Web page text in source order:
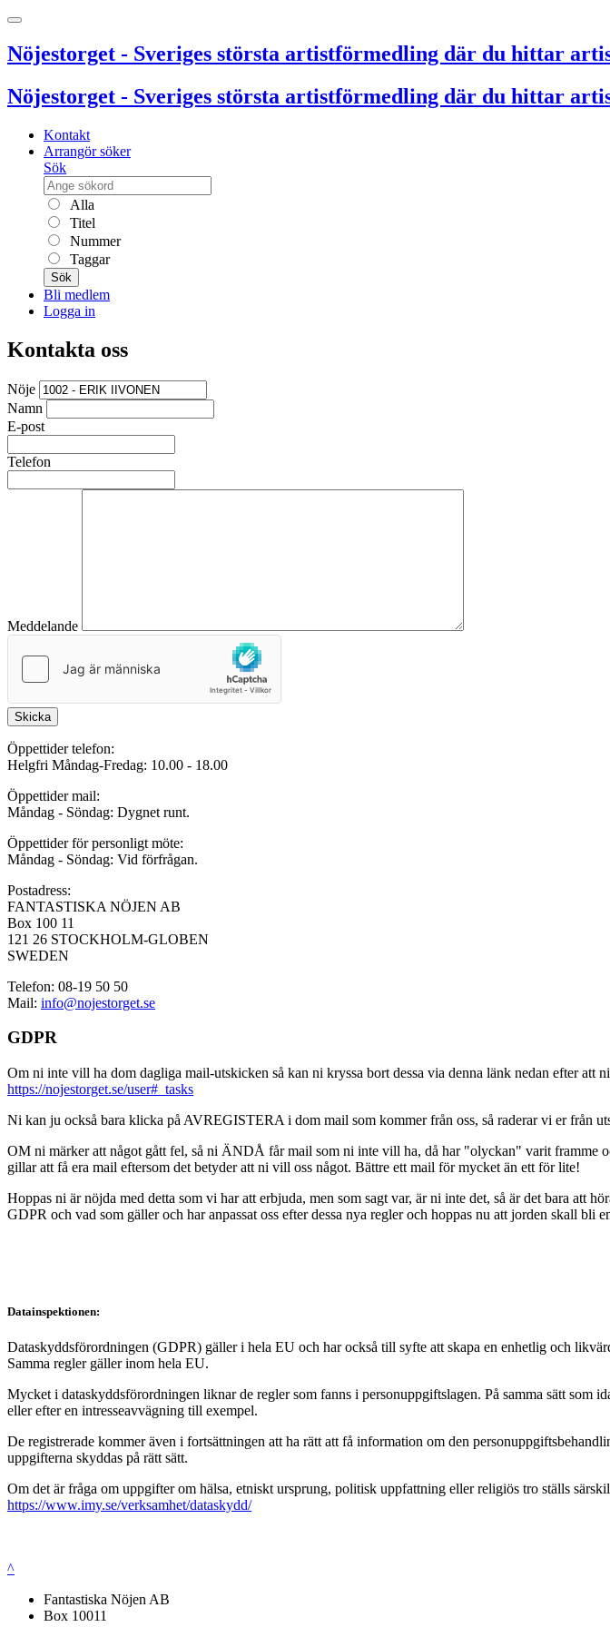
Nöjestorget - Sveriges största artistförmedling där du hittar
Nöjestorget - Sveriges största artistförmedling där du hittar
Kontakt
Arrangör söker
Sök
Alla
Titel
Nummer
Taggar
Sök
Bli medlem
Logga in
Kontakta oss
Nöje
Namn
E-post
Telefon
Meddelande
Skicka
Öppettider telefon:
Helgfri Måndag-Fredag: 10.00 - 18.00
Öppettider mail:
Måndag - Söndag: Dygnet runt.
Öppettider för personligt möte:
Måndag - Söndag: Vid förfrågan.
Postadress:
FANTASTISKA NÖJEN AB
Box 100 11
121 26 STOCKHOLM-GLOBEN
SWEDEN
Telefon: 08-19 50 50
Mail: info@nojestorget.se
GDPR
Om ni inte vill ha dom dagliga mail-utskicken så kan ni kryssa bort dessa via denna länk nedan efter att
https://nojestorget.se/user#_tasks
Ni kan ju också bara klicka på AVREGISTERA i dom mail som kommer från oss, så raderar vi er från
OM ni märker att något gått fel, så ni ÄNDÅ får mail som ni inte vill ha, då har "olyckan" varit framme
gillar att få era mail eftersom det betyder att ni vill oss något. Bättre ett mail för mycket än ett för lite!
Hoppas ni är nöjda med detta som vi har att erbjuda, men som sagt var, är ni inte det, så är det bara
GDPR och vad som gäller och har anpassat oss efter dessa nya regler och hoppas nu att jorden skall bli
Datainspektionen:
Dataskyddsförordningen (GDPR) gäller i hela EU och har också till syfte att skapa en enhetlig och
Samma regler gäller inom hela EU.
Mycket i dataskyddsförordningen liknar de regler som fanns i personuppgiftslagen. På samma sätt som
eller efter en intresseavvägning till exempel.
De registrerade kommer även i fortsättningen att ha rätt att få information om den
uppgifterna skyddas på rätt sätt.
Om det är fråga om uppgifter om hälsa, etniskt ursprung, politisk uppfattning eller religiös tro ställs
https://www.imy.se/verksamhet/dataskydd/
^
Fantastiska Nöjen AB
Box 10011